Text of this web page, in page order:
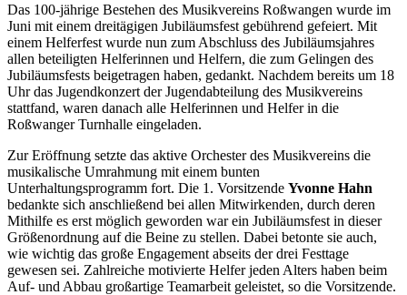
Das 100-jährige Bestehen des Musikvereins Roßwangen wurde im
Juni mit einem dreitägigen Jubiläumsfest gebührend gefeiert. Mit
einem Helferfest wurde nun zum Abschluss des Jubiläumsjahres
allen beteiligten Helferinnen und Helfern, die zum Gelingen des
Jubiläumsfests beigetragen haben, gedankt. Nachdem bereits um 18
Uhr das Jugendkonzert der Jugendabteilung des Musikvereins
stattfand, waren danach alle Helferinnen und Helfer in die
Roßwanger Turnhalle eingeladen.
Zur Eröffnung setzte das aktive Orchester des Musikvereins die
musikalische Umrahmung mit einem bunten
Unterhaltungsprogramm fort. Die 1. Vorsitzende Yvonne Hahn
bedankte sich anschließend bei allen Mitwirkenden, durch deren
Mithilfe es erst möglich geworden war ein Jubiläumsfest in dieser
Größenordnung auf die Beine zu stellen. Dabei betonte sie auch,
wie wichtig das große Engagement abseits der drei Festtage
gewesen sei. Zahlreiche motivierte Helfer jeden Alters haben beim
Auf- und Abbau großartige Teamarbeit geleistet, so die Vorsitzende.